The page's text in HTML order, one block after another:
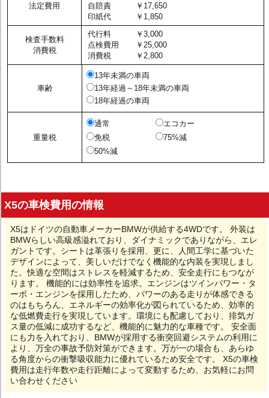
法定費用
自賠責
￥17,650
印紙代
￥1,850
検査手数料
消費税
代行料
￥3,000
点検費用
￥25,000
消費税
￥2,800
車齢
13年未満の車両
13年経過～18年未満の車両
18年経過の車両
重量税
通常
エコカー
免税
75%減
50%減
X5の車検費用の情報
X5はドイツの自動車メーカーBMWが供給する4WDです。 外装は
BMWらしい高級感溢れており、ダイナミックでありながら、エレ
ガントです。シートは革張りを採用、更に、人間工学に基づいた
デザインによって、美しいだけでなく機能的な内装を実現しまし
た。快適な空間はストレスを軽減するため、安全走行にもつなが
ります。 機能的には効率性を追求。エンジンはツインパワー・タ
ーボ・エンジンを採用したため、パワーのある走りが体感できる
のはもちろん、エネルギーの効率化が図られているため、効率的
な低燃費走行を実現しています。環境にも配慮しており、排気ガ
ス量の低減に成功するなど、機能的に魅力的な車種です。 安全面
にも力を入れており、BMWが採用する衝突回避システムの利用に
より、万全の事故予防対策ができます。万が一の場合も、あらゆ
る角度からの衝撃吸収能力に優れているため安全です。 X5の車検
費用は走行年数や走行距離によって変動するため、お気軽にお問
い合わせください